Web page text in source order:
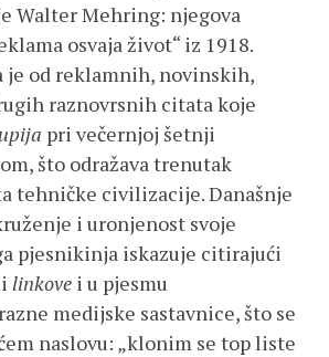
Walter Mehring: njegova
osvaja život“ iz 1918.
je od reklamnih, novinskih,
raznovrsnih citata koje
upija pri večernjoj šetnji
što odražava trenutak
tehničke civilizacije. Današnje
i uronjenost svoje
pjesnikinja iskazuje citirajući
linkove i u pjesmu
medijske sastavnice, što se
naslovu: „klonim se top liste